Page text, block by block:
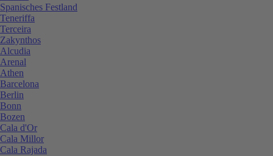
Spanisches Festland
Teneriffa
Terceira
Zakynthos
Alcudia
Arenal
Athen
Barcelona
Berlin
Bonn
Bozen
Cala d'Or
Cala Millor
Cala Rajada